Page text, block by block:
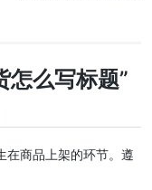
怎么写标题”
在商品上架的环节。遵